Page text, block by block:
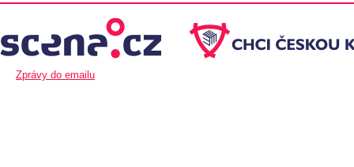
Zprávy do emailu